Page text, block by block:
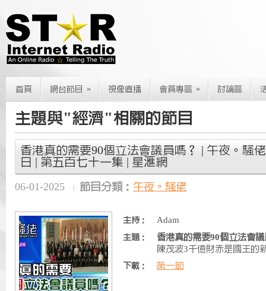
首頁 網台節目 » 視像直播 會員專區 » 討論區
主題與"經濟"相關的節目
香港真的需要90個立法會議員嗎？ | 午夜。騷佬
日 | 第五百七十一集 | 星滙網
06-01-2025 節目分類： 午夜。騷佬
主持： Adam
主題：
香港真的需要90個立法會
陳茂波3千億財赤是國王的
下載： 第一節